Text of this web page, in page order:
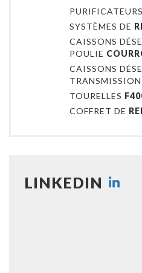
PURIFICATEURS
SYSTÈMES DE
CAISSONS
POULIE
CAISSONS
TRANSMISSION
TOURELLES
COFFRET DE
LINKEDIN